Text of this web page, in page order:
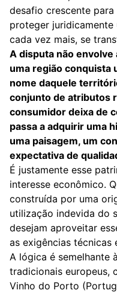
desafio crescente
proteger
cada vez mais, se
A disputa não envolve
uma região conquista
nome daquele
conjunto de atributos
consumidor deixa de
passa a adquirir uma
uma paisagem, um
expectativa de
É justamente esse
interesse econômico.
construída por uma
utilização indevida do
desejam aproveitar
as exigências
A lógica é semelhante
tradicionais europeus,
Vinho do Porto